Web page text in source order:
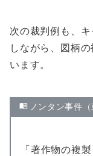
次の裁判例も、
しながら、図柄
います。
ノンタン事件
「著作物の複